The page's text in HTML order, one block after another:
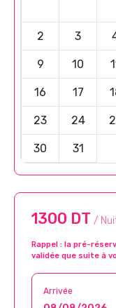
2 3
9 10
16 17
23 24
30 31
1300 DT /
Rappel : la pré-
validée que suite à
Arrivée